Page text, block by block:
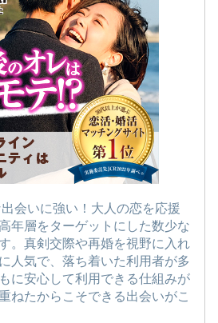
会いに強い！大人の恋を応援
年層をターゲットにした数少な
。真剣交際や再婚を視野に入れ
人気で、落ち着いた利用者が多
に安心して利用できる仕組みが
ねたからこそできる出会いがこ